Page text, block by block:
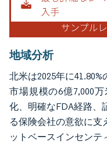
地域分析
北米は2025年に
市場規模の6億7,000
化、明確なFDA経路、
る保険会社の意欲に支
ットベースインセン